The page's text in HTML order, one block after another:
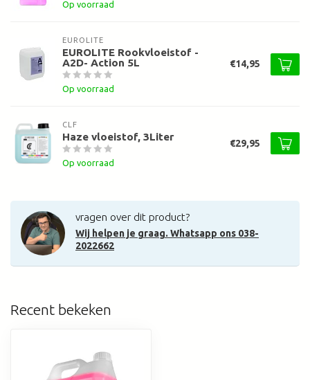
Op voorraad
EUROLITE
EUROLITE Rookvloeistof -
A2D- Action 5L
Op voorraad
€14,95
CLF
Haze vloeistof, 3Liter
Op voorraad
€29,95
vragen over dit product?
Wij helpen je graag. Whatsapp ons 038-
2022662
Recent bekeken